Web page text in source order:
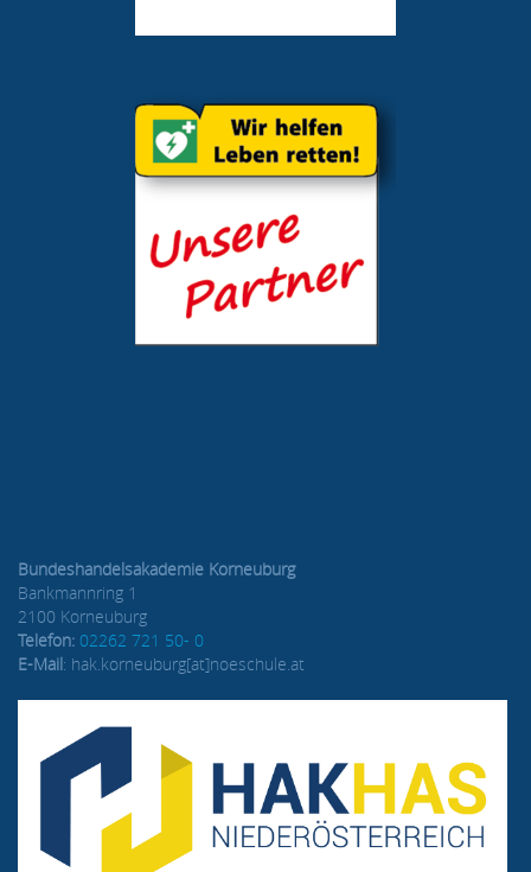
Bundeshandelsakademie Korneuburg
Bankmannring 1
2100 Korneuburg
Telefon: 02262 721 50- 0
E-Mail: hak.korneuburg[at]noeschule.at